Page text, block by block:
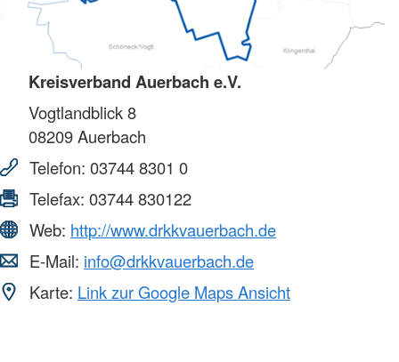
Kreisverband Auerbach e.V.
Vogtlandblick 8
08209Auerbach
Telefon: 03744 8301 0
Telefax: 03744 830122
Web: http://www.drkkvauerbach.de
E-Mail: info@drkkvauerbach.de
Karte: Link zur Google Maps Ansicht